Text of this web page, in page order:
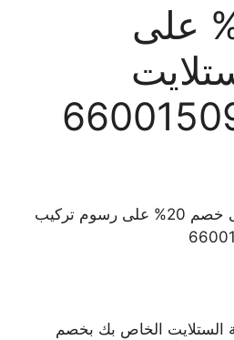
20% على
الآن إتصل و احصل على خصم 20% على رسوم تركيب
الستلايت الخاص بك بخصم